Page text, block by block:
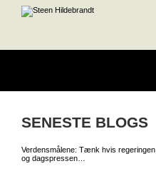
SENESTE BLOGS
Verdensmålene: Tænk hvis regeringen
og dagspressen…